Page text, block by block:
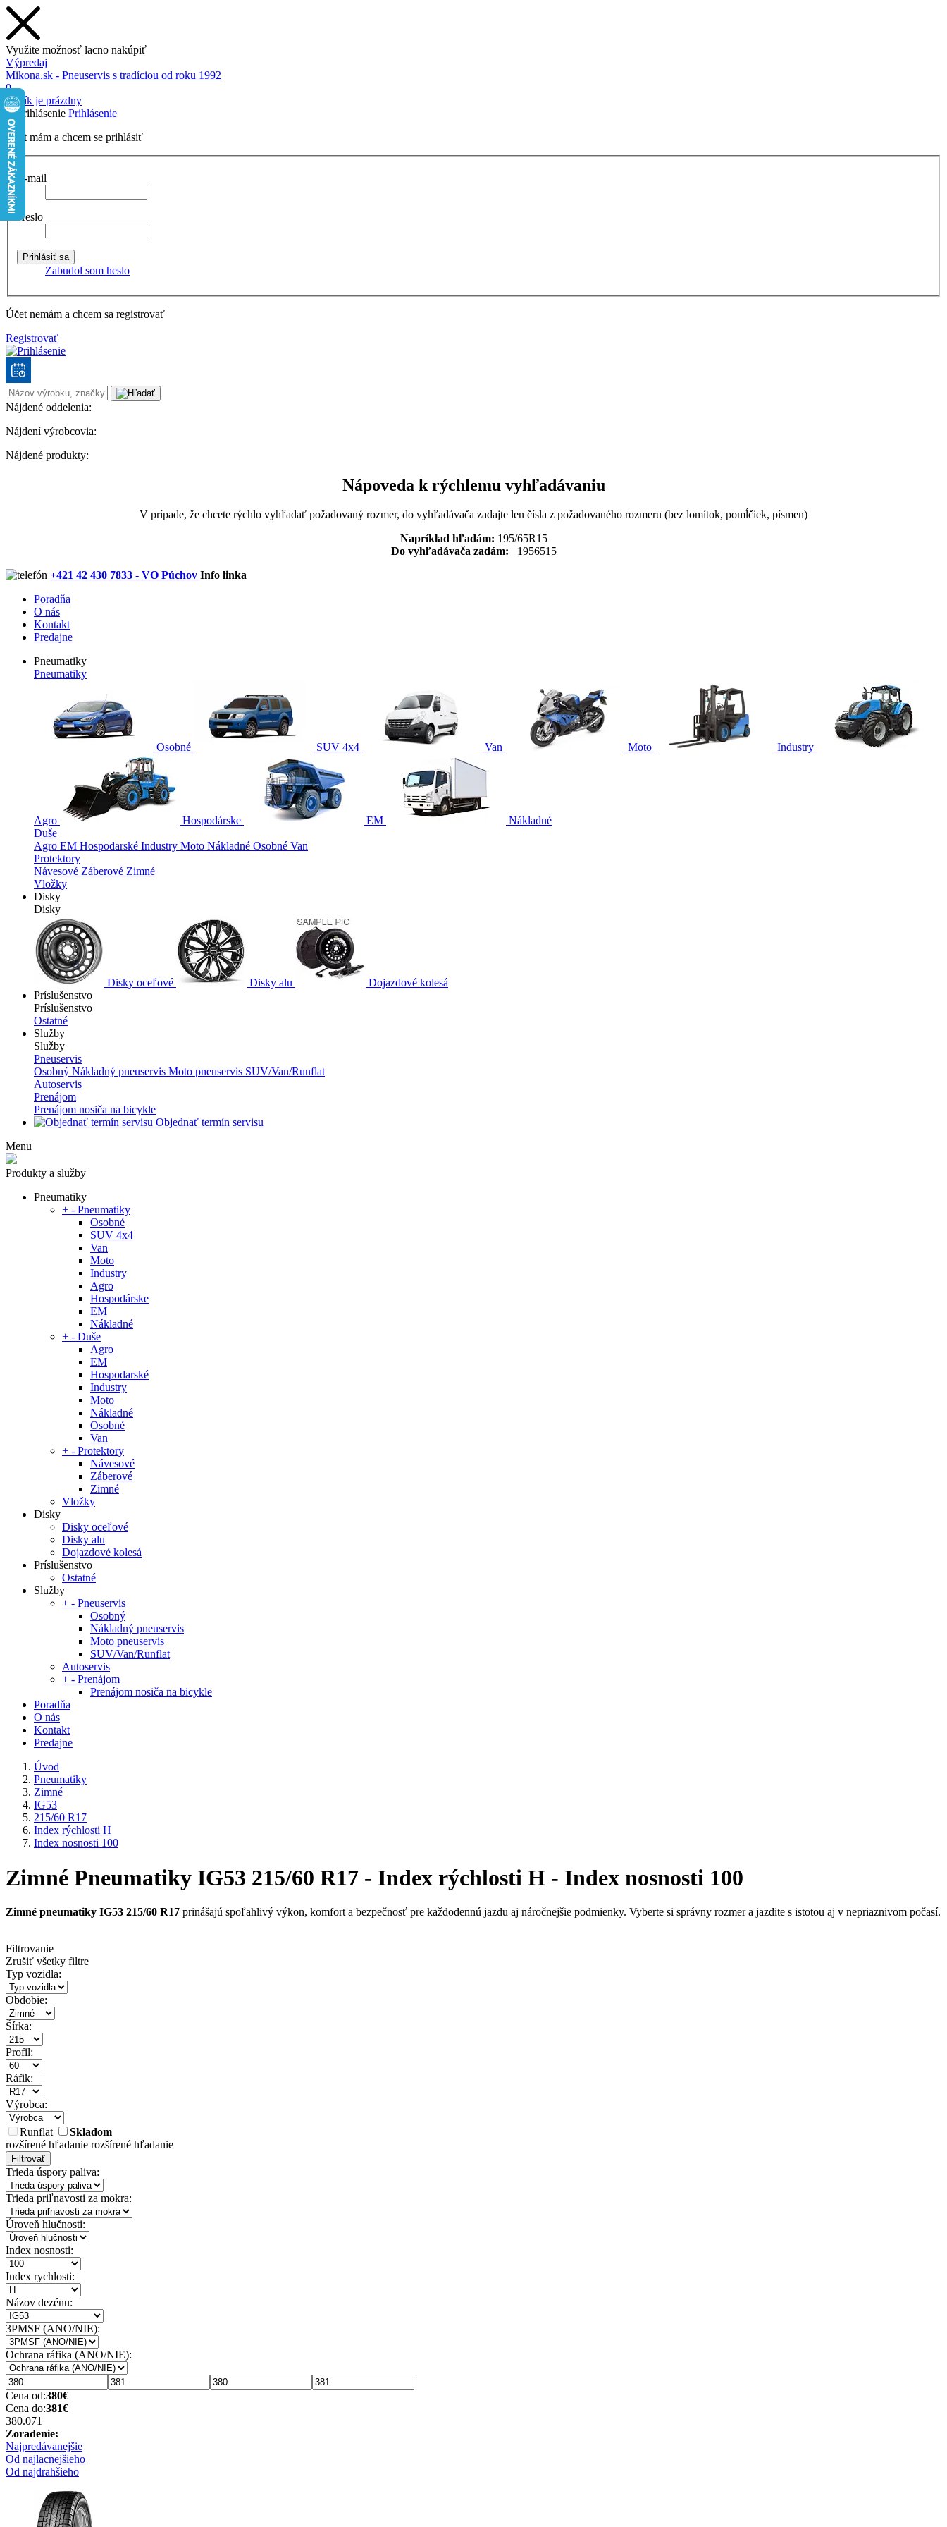
Využite možnosť lacno nakúpiť
Výpredaj
Mikona.sk - Pneuservis s tradíciou od roku 1992
0
Košík je prázdny
Prihlásenie
Účet mám a chcem se prihlásiť
E-mail
Heslo
Zabudol som heslo
Účet nemám a chcem sa registrovať
Registrovať
Nájdené oddelenia:
Nájdení výrobcovia:
Nájdené produkty:
Nápoveda k rýchlemu vyhľadávaniu
V prípade, že chcete rýchlo vyhľadať požadovaný rozmer, do vyhľadávača zadajte len čísla z požadovaného rozmeru (bez lomítok, pomĺčiek, písmen)
Napríklad hľadám: 195/65R15
Do vyhľadávača zadám: 1956515
+421 42 430 7833 - VO Púchov Info linka
Poradňa
O nás
Kontakt
Predajne
Pneumatiky
Pneumatiky
Osobné SUV 4x4 Van Moto Industry
Agro Hospodárske EM
Nákladné
Duše
Agro EM Hospodarské Industry Moto Nákladné Osobné Van
Protektory
Návesové Záberové Zimné
Vložky
Disky
Disky
Disky oceľové Disky alu
Dojazdové kolesá
Príslušenstvo
Príslušenstvo
Ostatné
Služby
Služby
Pneuservis
Osobný Nákladný pneuservis Moto pneuservis SUV/Van/Runflat
Autoservis
Prenájom
Prenájom nosiča na bicykle
Objednať termín servisu
Menu
Produkty a služby
Pneumatiky
+ - Pneumatiky
Osobné
SUV 4x4
Van
Moto
Industry
Agro
Hospodárske
EM
Nákladné
+ - Duše
Agro
EM
Hospodarské
Industry
Moto
Nákladné
Osobné
Van
+ - Protektory
Návesové
Záberové
Zimné
Vložky
Disky
Disky oceľové
Disky alu
Dojazdové kolesá
Príslušenstvo
Ostatné
Služby
+ - Pneuservis
Osobný
Nákladný pneuservis
Moto pneuservis
SUV/Van/Runflat
Autoservis
+ - Prenájom
Prenájom nosiča na bicykle
Poradňa
O nás
Kontakt
Predajne
Úvod
Pneumatiky
Zimné
IG53
215/60 R17
Index rýchlosti H
Index nosnosti 100
Zimné Pneumatiky IG53 215/60 R17 - Index rýchlosti H - Index nosnosti 100
Zimné pneumatiky IG53 215/60 R17 prinášajú spoľahlivý výkon, komfort a bezpečnosť pre každodennú jazdu aj náročnejšie podmienky. Vyberte si správny rozmer a jazdite s istotou aj v nepriaznivom počasí.
Filtrovanie
Zrušiť všetky filtre
Typ vozidla:
Obdobie:
Šírka:
Profil:
Ráfik:
Výrobca:
Runflat
Skladom
rozšírené hľadanie rozšírené hľadanie
Filtrovať
Trieda úspory paliva:
Trieda priľnavosti za mokra:
Úroveň hlučnosti:
Index nosnosti:
Index rychlosti:
Názov dezénu:
3PMSF (ANO/NIE):
Ochrana ráfika (ANO/NIE):
Cena od:380€
Cena do:381€
380.071
Zoradenie:
Najpredávanejšie
Od najlacnejšieho
Od najdrahšieho